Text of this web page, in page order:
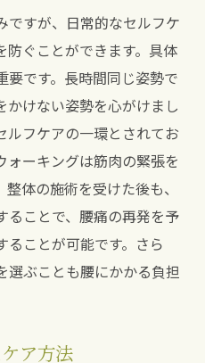
ですが、日常的なセルフケ
防ぐことができます。具体
要です。長時間同じ姿勢で
かけない姿勢を心がけまし
ルフケアの一環とされてお
ォーキングは筋肉の緊張を
体の施術を受けた後も、
ることで、腰痛の再発を予
ることが可能です。さら
選ぶことも腰にかかる負担
ア方法